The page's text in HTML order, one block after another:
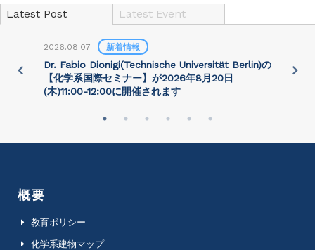
Latest Post Latest Event
2026.08.07 新着情報
Dr. Fabio Dionigi(Technische Universität Berlin)の
【化学系国際セミナー】が2026年8⽉20⽇
(⽊)11:00-12:00に開催されます
概要
教育ポリシー
化学系建物マップ